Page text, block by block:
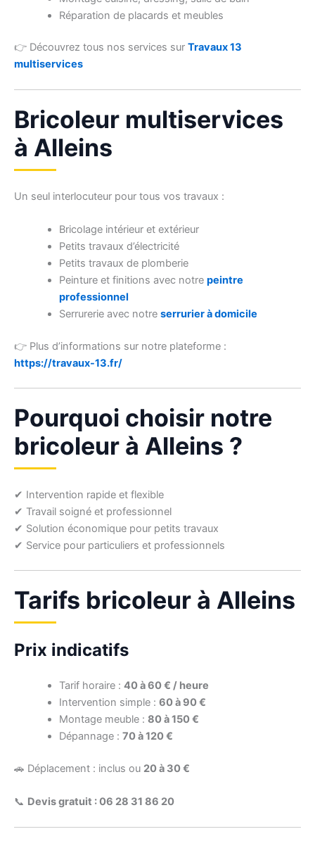
Réparation de placards et meubles
👉 Découvrez tous nos services sur Travaux 13
multiservices
Bricoleur multiservices
à Alleins
Un seul interlocuteur pour tous vos travaux :
Bricolage intérieur et extérieur
Petits travaux d’électricité
Petits travaux de plomberie
Peinture et finitions avec notre peintre
professionnel
Serrurerie avec notre serrurier à domicile
👉 Plus d’informations sur notre plateforme :
https://travaux-13.fr/
Pourquoi choisir notre
bricoleur à Alleins ?
✔ Intervention rapide et flexible
✔ Travail soigné et professionnel
✔ Solution économique pour petits travaux
✔ Service pour particuliers et professionnels
Tarifs bricoleur à Alleins
Prix indicatifs
Tarif horaire : 40 à 60 € / heure
Intervention simple : 60 à 90 €
Montage meuble : 80 à 150 €
Dépannage : 70 à 120 €
🚗 Déplacement : inclus ou 20 à 30 €
📞 Devis gratuit : 06 28 31 86 20